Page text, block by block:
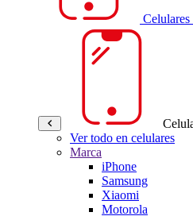
Celulares
Ver todo en celulares
Marca
iPhone
Samsung
Xiaomi
Motorola